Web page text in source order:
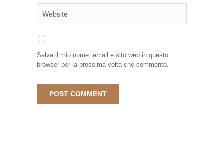
Salva il mio nome, email e sito web in questo
browser per la prossima volta che commento.